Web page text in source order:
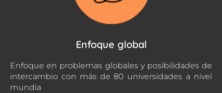
Enfoque global
Enfoque en problemas globales y posibilidades de
intercambio con más de 80 universidades a nivel
mundia